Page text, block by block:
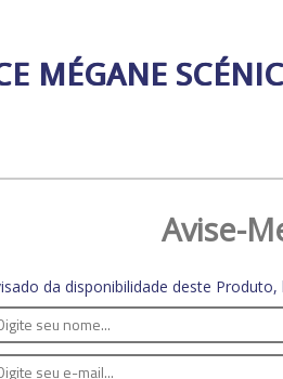
MÉGANE
Avise-
da disponibilidade deste